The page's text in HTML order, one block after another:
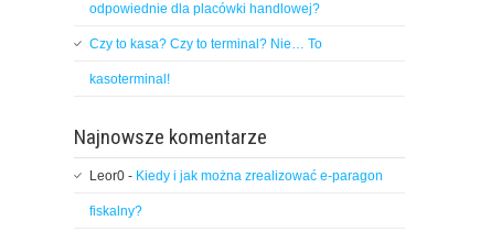
odpowiednie dla placówki handlowej?
Czy to kasa? Czy to terminal? Nie… To
kasoterminal!
Najnowsze komentarze
Leor0 - Kiedy i jak można zrealizować e-paragon
fiskalny?